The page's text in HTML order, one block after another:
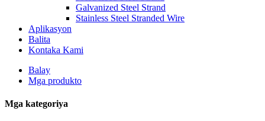
Galvanized Steel Strand
Stainless Steel Stranded Wire
Aplikasyon
Balita
Kontaka Kami
Balay
Mga produkto
Mga kategoriya